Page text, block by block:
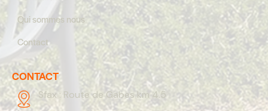
Qui sommes nous
Contact
CONTACT
Sfax : Route de Gabes km 4.5